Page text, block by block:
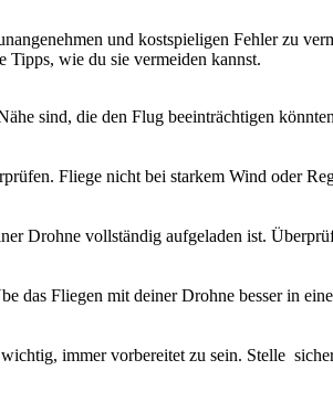
und kostspieligen Fehler zu
wie du sie vermeiden kannst.
sind, die den Flug beeinträchtigen
Fliege nicht bei starkem Wind oder
Drohne vollständig aufgeladen ist.
das Fliegen mit deiner Drohne besser in
immer vorbereitet zu sein. Stelle